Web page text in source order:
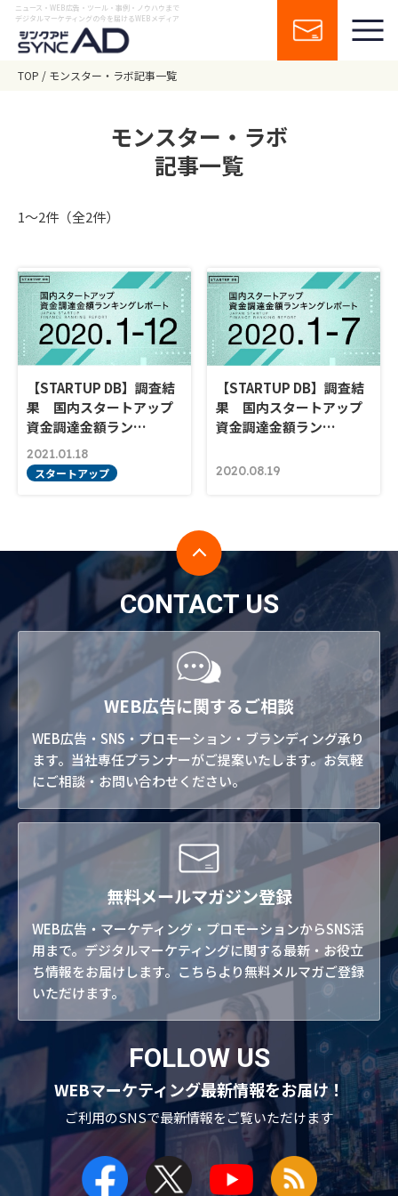
ニュース・WEB広告・ツール・事例・ノウハウまで
デジタルマーケティングの今を届けるWEBメディア
TOP モンスター・ラボ記事一覧
モンスター・ラボ
記事一覧
1〜2件（全2件）
【STARTUP DB】調査結
果 国内スタートアップ
資金調達金額ラン…
2021.01.18
スタートアップ
【STARTUP DB】調査結
果 国内スタートアップ
資金調達金額ラン…
2020.08.19
CONTACT US
WEB広告に関するご相談
WEB広告・SNS・プロモーション・ブランディング承り
ます。当社専任プランナーがご提案いたします。お気軽
にご相談・お問い合わせください。
無料メールマガジン登録
WEB広告・マーケティング・プロモーションからSNS活
用まで。デジタルマーケティングに関する最新・お役立
ち情報をお届けします。こちらより無料メルマガご登録
いただけます。
FOLLOW US
WEBマーケティング最新情報をお届け！
ご利用のSNSで最新情報をご覧いただけます